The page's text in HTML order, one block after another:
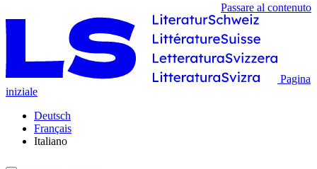
Passare al contenuto
Pagina
iniziale
Deutsch
Français
Italiano